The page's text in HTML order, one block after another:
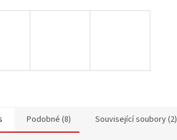
Podobné (8) Související soubory (2)